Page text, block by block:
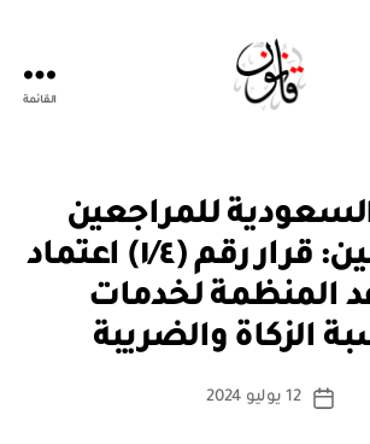
القائمة
للمراجعين
والمحاسبين: قرار رقم (١/٤) اعتماد
المنظمة لخدمات
الزكاة والضريبة
كاتب
بو
س
ة
تاريخ
12 يوليو 2024